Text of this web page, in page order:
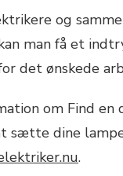
og
man få et
det ønskede
om Find en
sætte dine
.